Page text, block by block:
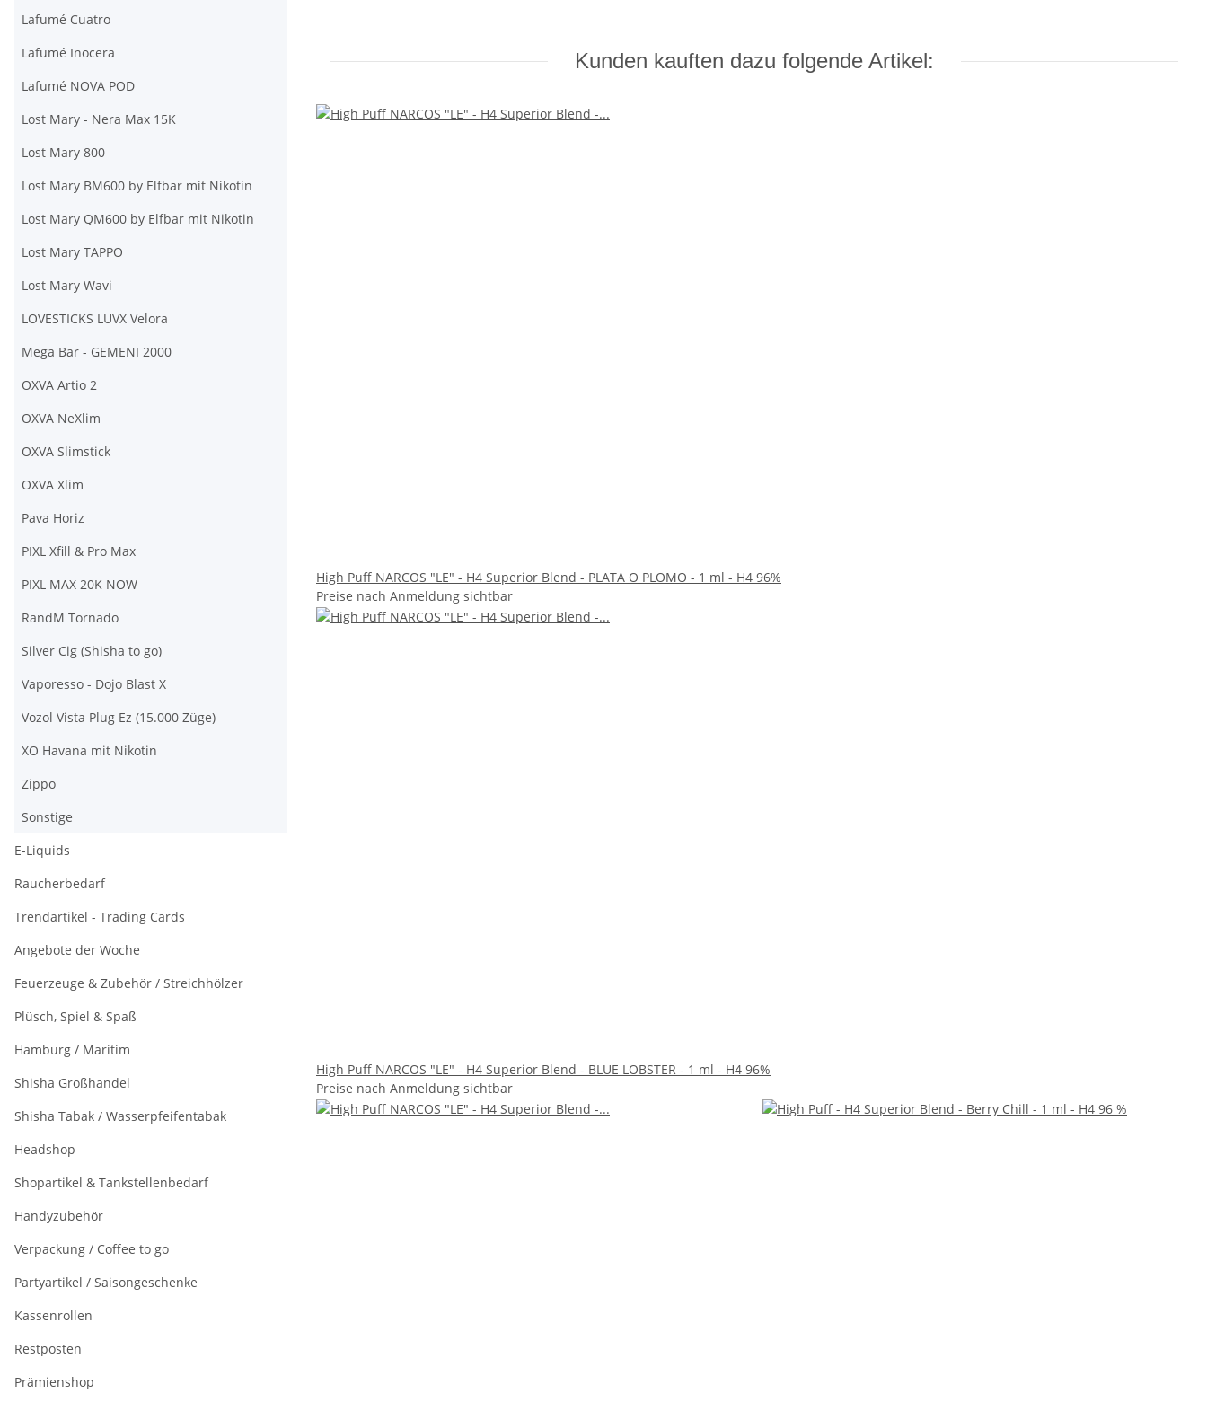
Kunden kauften dazu folgende Artikel:
High Puff NARCOS "LE" - H4 Superior Blend - PLATA O PLOMO - 1 ml - H4 96%
Preise nach Anmeldung sichtbar
High Puff NARCOS "LE" - H4 Superior Blend - BLUE LOBSTER - 1 ml - H4 96%
Preise nach Anmeldung sichtbar
Lafumé Cuatro
Lafumé Inocera
Lafumé NOVA POD
Lost Mary - Nera Max 15K
Lost Mary 800
Lost Mary BM600 by Elfbar mit Nikotin
Lost Mary QM600 by Elfbar mit Nikotin
Lost Mary TAPPO
Lost Mary Wavi
LOVESTICKS LUVX Velora
Mega Bar - GEMENI 2000
OXVA Artio 2
OXVA NeXlim
OXVA Slimstick
OXVA Xlim
Pava Horiz
PIXL Xfill & Pro Max
PIXL MAX 20K NOW
RandM Tornado
Silver Cig (Shisha to go)
Vaporesso - Dojo Blast X
Vozol Vista Plug Ez (15.000 Züge)
XO Havana mit Nikotin
Zippo
Sonstige
E-Liquids
Raucherbedarf
Trendartikel - Trading Cards
Angebote der Woche
Feuerzeuge & Zubehör / Streichhölzer
Plüsch, Spiel & Spaß
Hamburg / Maritim
Shisha Großhandel
Shisha Tabak / Wasserpfeifentabak
Headshop
Shopartikel & Tankstellenbedarf
Handyzubehör
Verpackung / Coffee to go
Partyartikel / Saisongeschenke
Kassenrollen
Restposten
Prämienshop